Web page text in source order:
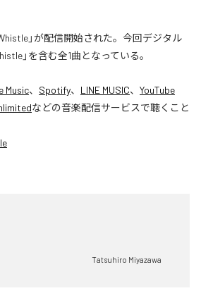
」が配信開始された。今回デジタル
」を含む全1曲となっている。
Music、 Spotify、 LINE MUSIC、 YouTube
などの音楽配信サービスで聴くこと
Tatsuhiro Miyazawa